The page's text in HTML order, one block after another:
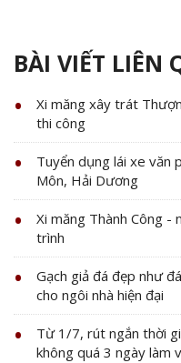
BÀI VIẾT LIÊN
Xi măng xây trát
thi công
Tuyển dụng lái xe văn
Môn, Hải Dương
Xi măng Thành Công -
trình
Gạch giả đá đẹp như
cho ngôi nhà hiện đại
Từ 1/7, rút ngắn thời
không quá 3 ngày làm